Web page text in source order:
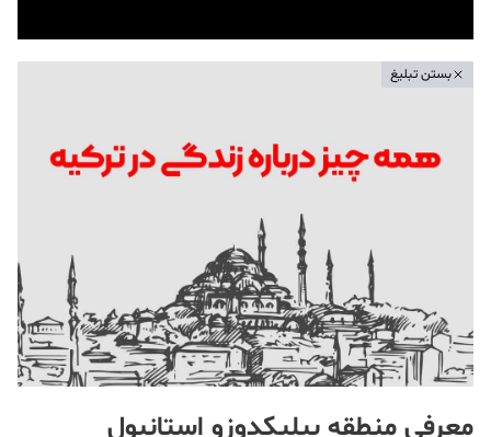
بستن تبلیغ
معرفی منطقه بیلیکدوزو استانبول